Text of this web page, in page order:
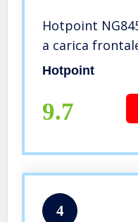
Hotpoint
a carica
Hotpoint
9.7
4